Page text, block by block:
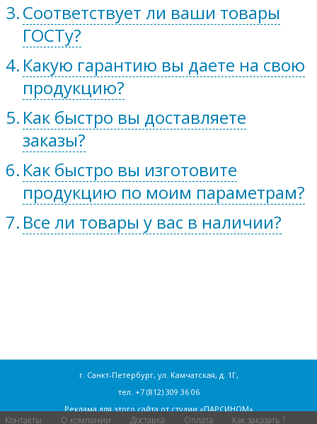
Соответствует ли ваши товары
ГОСТу?
Какую гарантию вы даете на свою
продукцию?
Как быстро вы доставляете
заказы?
Как быстро вы изготовите
продукцию по моим параметрам?
Все ли товары у вас в наличии?
г. Санкт-Петербург, ул. Камчатская, д. 1Г,
тел. +7 (812) 309 36 06
Реклама для этого сайта отстудии «ПАРСИНОМ»
Контакты О компании Доставка Оплата Как заказать ?